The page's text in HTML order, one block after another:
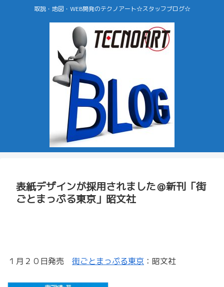
取説・地図・WEB開発のテクノアート☆スタッフブログ☆
表紙デザインが採用されました＠新刊「街
ごとまっぷる東京」昭文社
１月２０日発売 街ごとまっぷる東京 ：昭文社